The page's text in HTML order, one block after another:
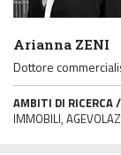
Arianna ZENI
Dottore
AMBITI DI RICERCA /
IMMOBILI,